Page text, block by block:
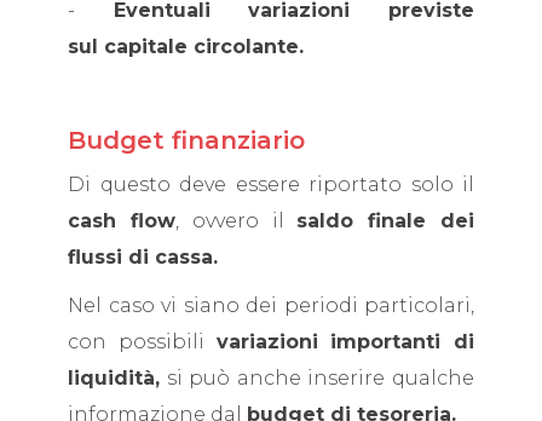
- Eventuali variazioni previste
sul capitale circolante.
Budget finanziario
Di questo deve essere riportato solo il
cash flow, ovvero il saldo finale dei
flussi di cassa.
Nel caso vi siano dei periodi particolari,
con possibili variazioni importanti di
liquidità, si può anche inserire qualche
informazione dal budget di tesoreria.